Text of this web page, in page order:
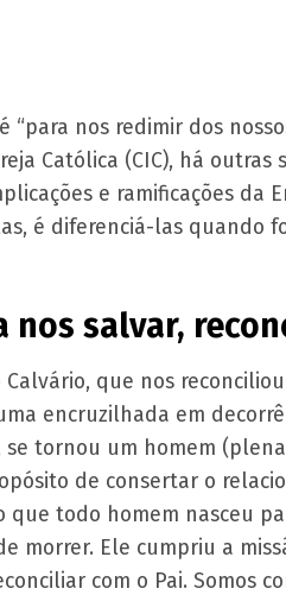
nos redimir dos
Católica (CIC), há
e ramificações da
é diferenciá-las quando
nos salvar,
que nos
encruzilhada em
se tornou um homem
de consertar o
todo homem nasceu
morrer. Ele cumpriu a
com o Pai. Somos